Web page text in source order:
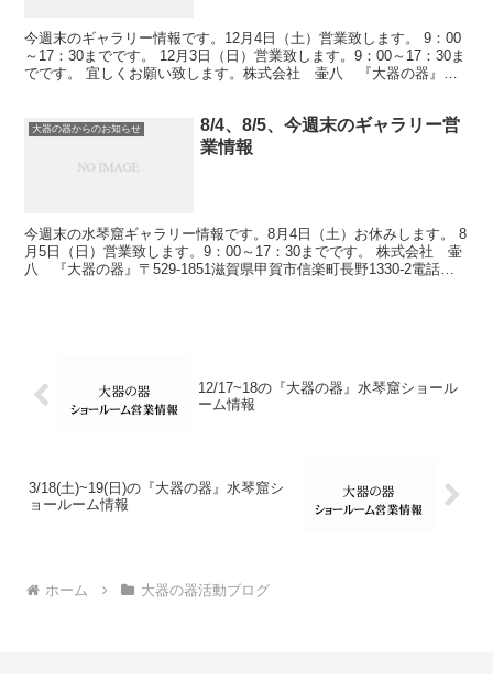
今週末のギャラリー情報です。12月4日（土）営業致します。 9：00
～17：30までです。 12月3日（日）営業致します。9：00～17：30ま
でです。 宜しくお願い致します。株式会社 壷八 『大器の器』〒
大器の器からのお知らせ
8/4、8/5、今週末のギャラリー営
業情報
今週末の水琴窟ギャラリー情報です。8月4日（土）お休みします。 8
月5日（日）営業致します。9：00～17：30までです。 株式会社 壷
八 『大器の器』〒529-1851滋賀県甲賀市信楽町長野1330-2電話：
12/17~18の『大器の器』水琴窟ショール
ーム情報
3/18(土)~19(日)の『大器の器』水琴窟シ
ョールーム情報
ホーム 大器の器活動ブログ